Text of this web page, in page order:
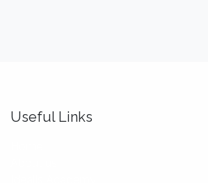
Useful Links